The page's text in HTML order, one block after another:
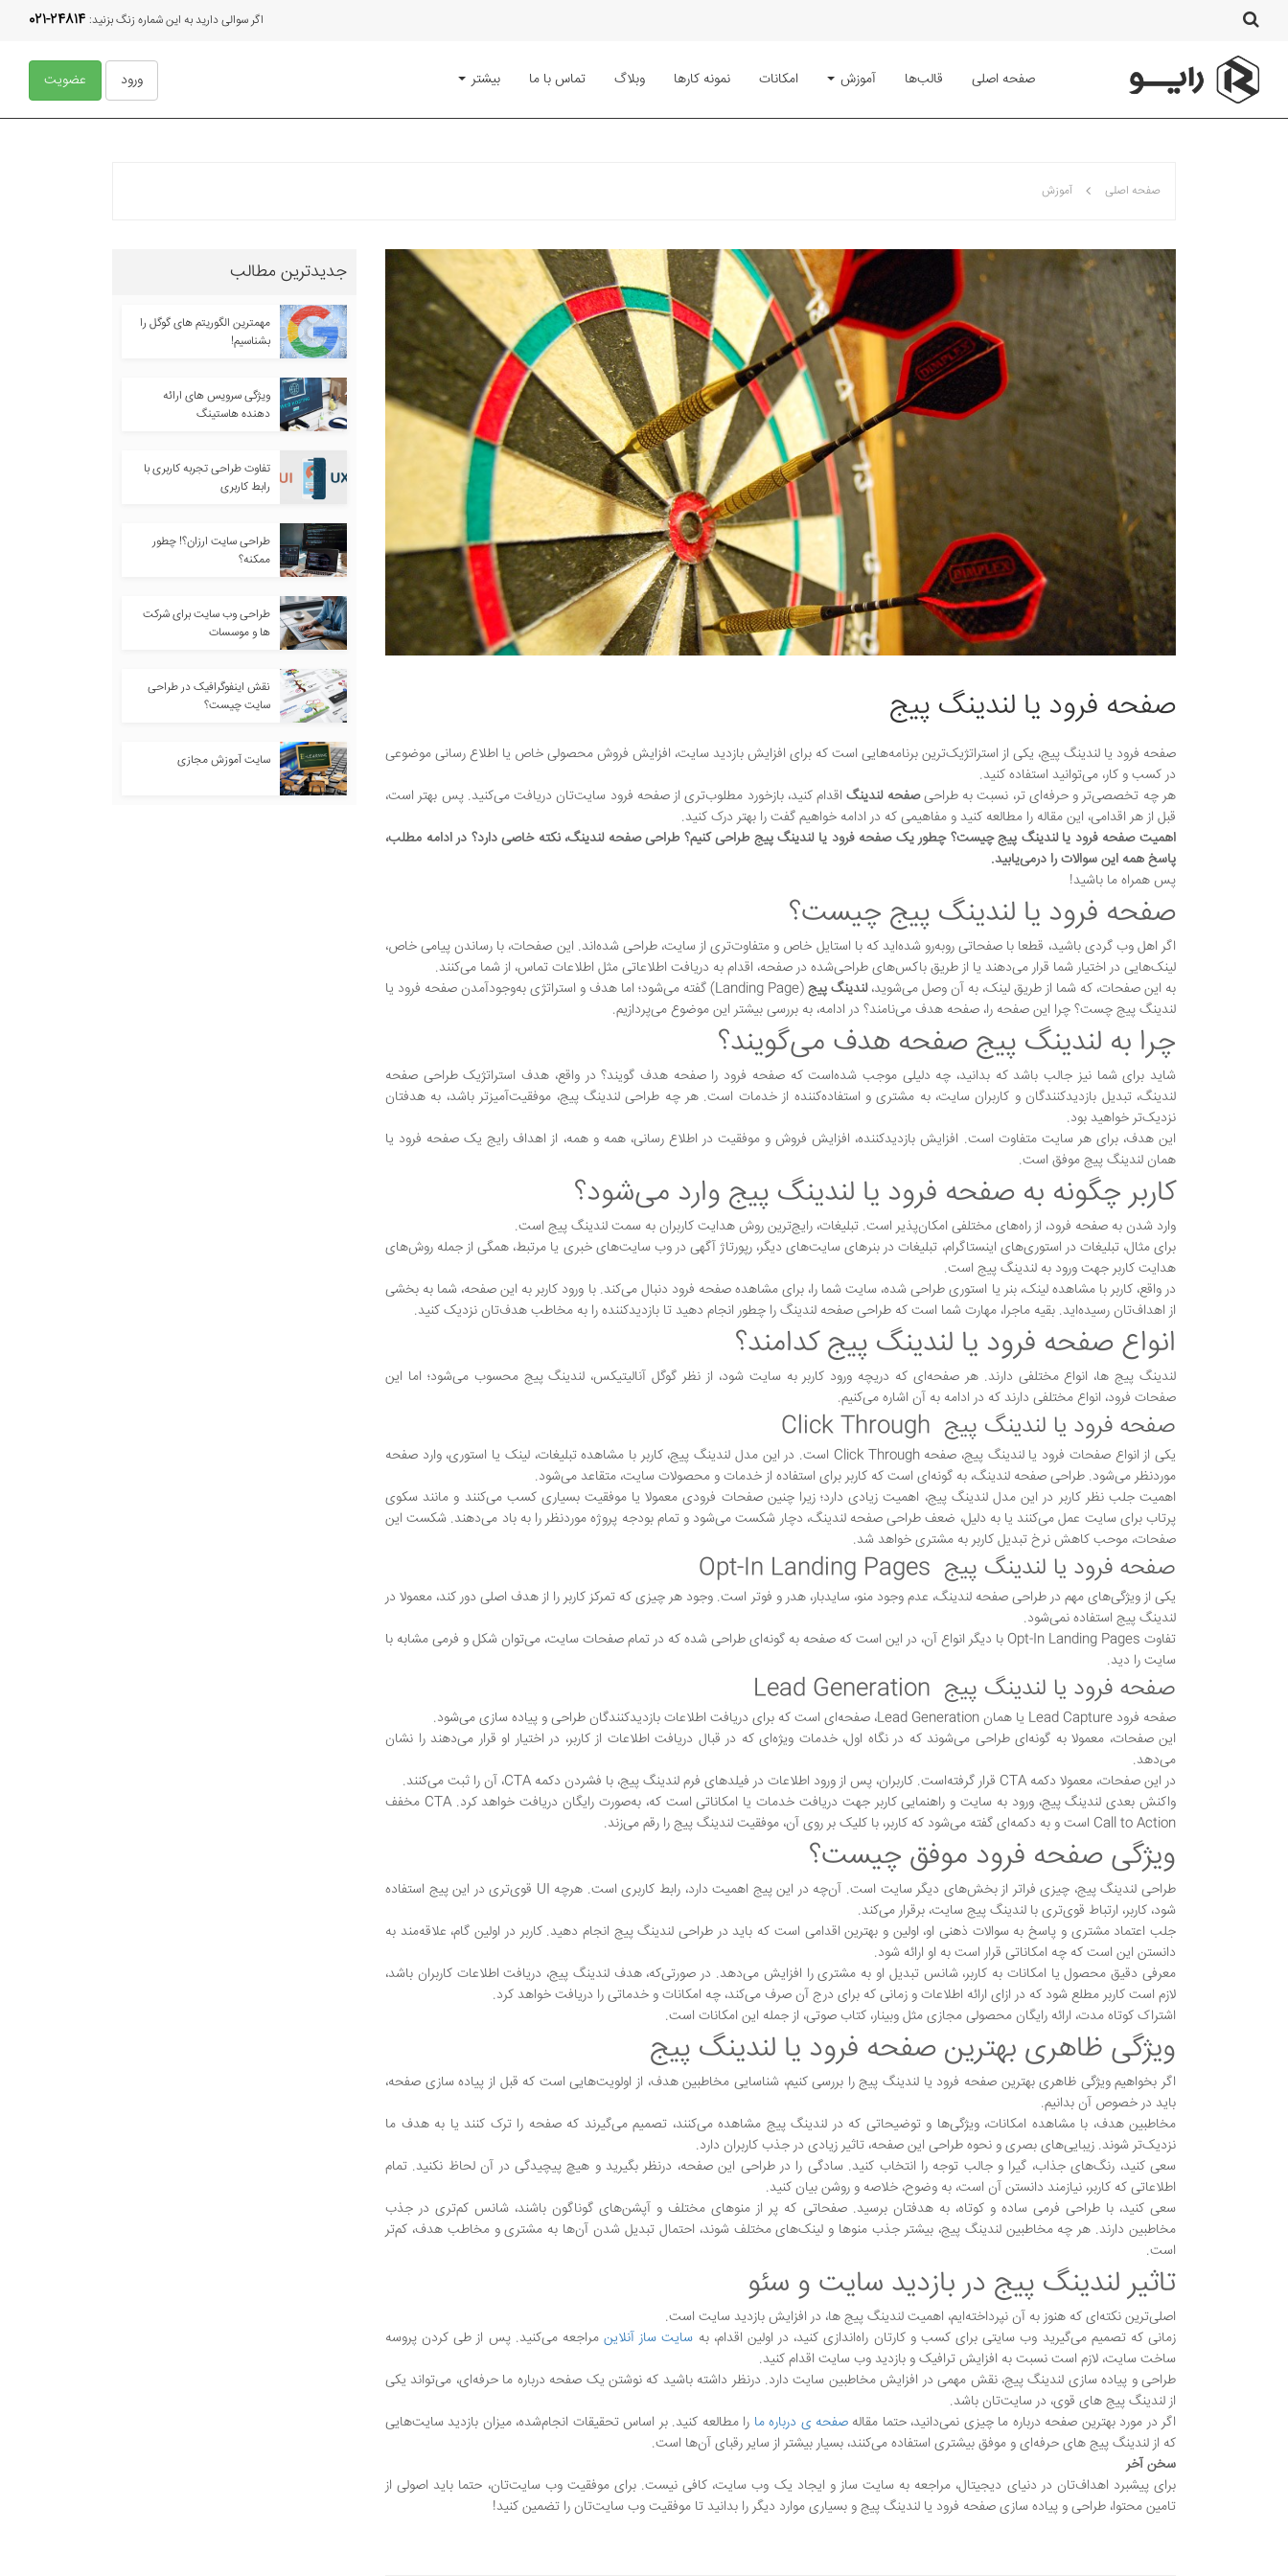
اگر سوالی دارید به این شماره زنگ بزنید: 021-24814
ورود عضویت صفحه اصلی قالب‌ها آموزش امکانات نمونه کارها وبلاگ تماس با ما بیشتر
صفحه اصلی آموزش
صفحه فرود یا لندینگ پیج
صفحه فرود یا لندینگ پیج، یکی از استراتژیک‌ترین برنامه‌هایی است که برای افزایش بازدید سایت، افزایش فروش محصولی خاص یا اطلاع رسانی موضوعی
در کسب و کار، می‌توانید استفاده کنید.
هر چه تخصصی‌تر و حرفه‌ای تر، نسبت به طراحیصفحه لندینگاقدام کنید، بازخورد مطلوب‌تری از صفحه فرود سایت‌تان دریافت می‌کنید. پس بهتر است،
قبل از هر اقدامی، این مقاله را مطالعه کنید و مفاهیمی که در ادامه خواهیم گفت را بهتر درک کنید.
اهمیت صفحه فرود یا لندینگ پیج چیست؟ چطور یک صفحه فرود یا لندینگ پیج طراحی کنیم؟ طراحی صفحه لندینگ، نکته خاصی دارد؟ در ادامه مطلب،
پاسخ همه این سوالات را درمی‌یابید.
پس همراه ما باشید!
صفحه فرود یا لندینگ پیج چیست؟
اگر اهل وب گردی باشید، قطعا با صفحاتی روبه‌رو شده‌اید که با استایل خاص و متفاوت‌تری از سایت، طراحی شده‌اند. این صفحات، با رساندن پیامی خاص،
لینک‌هایی در اختیار شما قرار می‌دهند یا از طریق باکس‌های طراحی‌شده در صفحه، اقدام به دریافت اطلاعاتی مثل اطلاعات تماس، از شما می‌کنند.
به این صفحات، که شما از طریق لینک، به آن وصل می‌شوید،لندینگ پیج
(Landing Page) گفته می‌شود؛ اما هدف و استراتژی به‌وجودآمدن صفحه فرود یا
لندینگ پیج چست؟ چرا این صفحه را، صفحه هدف می‌نامند؟ در ادامه، به بررسی بیشتر این موضوع می‌پردازیم.
چرا به لندینگ پیج صفحه هدف می‌گویند؟
شاید برای شما نیز جالب باشد که بدانید، چه دلیلی موجب شده‌است که صفحه فرود را صفحه هدف گویند؟ در واقع، هدف استراتژیک طراحی صفحه
لندینگ، تبدیل بازدیدکنندگان و کاربران سایت، به مشتری و استفاده‌کننده از خدمات است. هر چه طراحی لندینگ پیج، موفقیت‌آمیزتر باشد، به هدفتان
نزدیک‌تر خواهید بود.
این هدف، برای هر سایت متفاوت است. افزایش بازدیدکننده، افزایش فروش و موفقیت در اطلاع رسانی، همه و همه، از اهداف رایج یک صفحه فرود یا
همان لندینگ پیج موفق است.
کاربر چگونه به صفحه فرود یا لندینگ پیج وارد می‌شود؟
وارد شدن به صفحه فرود، از راه‌های مختلفی امکان‌پذیر است. تبلیغات، رایج‌ترین روش هدایت کاربران به سمت لندینگ پیج است.
برای مثال، تبلیغات در استوری‌های اینستاگرام، تبلیغات در بنرهای سایت‌های دیگر، رپورتاژ آگهی در وب سایت‌های خبری یا مرتبط، همگی از جمله روش‌های
هدایت کاربر جهت ورود به لندینگ پیج است.
در واقع، کاربر با مشاهده لینک، بنر یا استوری طراحی شده، سایت شما را، برای مشاهده صفحه فرود دنبال می‌کند. با ورود کاربر به این صفحه، شما به بخشی
از اهداف‌تان رسیده‌اید. بقیه ماجرا، مهارت شما است که طراحی صفحه لندینگ را چطور انجام دهید تا بازدیدکننده را به مخاطب هدف‌تان نزدیک کنید.
انواع صفحه فرود یا لندینگ پیج کدامند؟
لندینگ پیج‌ ها، انواع مختلفی دارند. هر صفحه‌ای که دریچه ورود کاربر به سایت شود، از نظر گوگل آنالیتیکس، لندینگ پیج محسوب می‌شود؛ اما این
صفحات فرود، انواع مختلفی دارند که در ادامه به آن اشاره می‌کنیم.
صفحه فرود یا لندینگ پیج Click Through
یکی از انواع صفحات فرود یا لندینگ پیج، صفحه Click Through است. در این مدل لندینگ پیج، کاربر با مشاهده تبلیغات، لینک یا استوری، وارد صفحه
موردنظر می‌شود. طراحی صفحه لندینگ، به گونه‌ای است که کاربر برای استفاده از خدمات و محصولات سایت، متقاعد می‌شود.
اهمیت جلب نظر کاربر در این مدل لندینگ پیج، اهمیت زیادی دارد؛ زیرا چنین صفحات فرودی معمولا یا موفقیت بسیاری کسب می‌کنند و مانند سکوی
پرتاب برای سایت عمل می‌کنند یا به دلیل، ضعف طراحی صفحه لندینگ، دچار شکست می‌شود و تمام بودجه پروژه موردنظر را به باد می‌دهند. شکست این
صفحات، موحب کاهش نرخ تبدیل کاربر به مشتری خواهد شد.
صفحه فرود یا لندینگ پیج Opt-In Landing Pages
یکی از ویژگی‌های مهم در طراحی صفحه لندینگ، عدم وجود منو، سایدبار، هدر و فوتر است. وجود هر چیزی که تمرکز کاربر را از هدف اصلی دور کند، معمولا در
لندینگ پیج استفاده نمی‌شود.
تفاوت Opt-In Landing Pages با دیگر انواع آن، در این است که صفحه به گونه‌ای طراحی شده که در تمام صفحات سایت، می‌توان شکل و فرمی مشابه با
سایت را دید.
صفحه فرود یا لندینگ پیج Lead Generation
صفحه فرود Lead Capture یا همان Lead Generation، صفحه‌ای است که برای دریافت اطلاعات بازدیدکنندگان طراحی و پیاده سازی می‌شود.
این صفحات، معمولا به گونه‌ای طراحی می‌شوند که در نگاه اول، خدمات ویژه‌ای که در قبال دریافت اطلاعات از کاربر، در اختیار او قرار می‌دهند را نشان
می‌دهد.
در این صفحات، معمولا دکمه CTA قرار گرفته‌است. کاربران، پس از ورود اطلاعات در فیلدهای فرم لندینگ پیج، با فشردن دکمه CTA، آن را ثبت می‌کنند.
واکنش بعدی لندینگ پیج، ورود به سایت و راهنمایی کاربر جهت دریافت خدمات یا امکاناتی است که، به‌صورت رایگان دریافت خواهد کرد. CTA مخفف
Call to Action است و به دکمه‌ای گفته می‌شود که کاربر، با کلیک بر روی آن، موفقیت لندینگ پیج را رقم می‌زند.
ویژگی صفحه فرود موفق چیست؟
طراحی لندینگ پیج، چیزی فراتر از بخش‌های دیگر سایت است. آن‌چه در این پیج اهمیت دارد، رابط کاربری است. هرچه UI قوی‌تری در این پیج استفاده
شود، کاربر، ارتباط قوی‌تری با لندینگ پیج سایت، برقرار می‌کند.
جلب اعتماد مشتری و پاسخ به سوالات ذهنی او، اولین و بهترین اقدامی است که باید در طراحی لندینگ پیج انجام دهید. کاربر در اولین گام، علاقه‌مند به
دانستن این است که چه امکاناتی قرار است به او ارائه شود.
معرفی دقیق محصول یا امکانات به کاربر، شانس تبدیل او به مشتری را افزایش می‌دهد. در صورتی‌که، هدف لندینگ پیج، دریافت اطلاعات کاربران باشد،
لازم است کاربر مطلع شود که در ازای ارائه اطلاعات و زمانی که برای درج آن صرف می‌کند، چه امکانات و خدماتی را دریافت خواهد کرد.
اشتراک کوتاه مدت، ارائه رایگان محصولی مجازی مثل وبینار، کتاب صوتی، از جمله این امکانات است.
ویژگی‌ ظاهری بهترین صفحه فرود یا لندینگ پیج
اگر بخواهیم ویژگی ظاهری بهترین صفحه فرود یا لندینگ پیج را بررسی کنیم، شناسایی مخاطبین هدف، از اولویت‌هایی است که قبل از پیاده سازی صفحه،
باید در خصوص آن بدانیم.
مخاطبین هدف، با مشاهده امکانات، ویژگی‌ها و توضیحاتی که در لندینگ پیج مشاهده می‌کنند، تصمیم می‌گیرند که صفحه را ترک کنند یا به هدف ما
نزدیک‌تر شوند. زیبایی‌های بصری و نحوه طراحی این صفحه، تاثیر زیادی در جذب کاربران دارد.
سعی کنید، رنگ‌های جذاب، گیرا و جالب توجه را انتخاب کنید. سادگی را در طراحی این صفحه، درنظر بگیرید و هیچ پیچیدگی در آن لحاظ نکنید. تمام
اطلاعاتی که کاربر، نیازمند دانستن آن است، به وضوح، خلاصه و روشن بیان کنید.
سعی کنید، با طراحی فرمی ساده و کوتاه، به هدفتان برسید. صفحاتی که پر از منوهای مختلف و آپشن‌های گوناگون باشند، شانس کم‌تری در جذب
مخاطبین دارند. هر چه مخاطبین لندینگ پیج، بیشتر جذب منوها و لینک‌های مختلف شوند، احتمال تبدیل شدن آن‌ها به مشتری و مخاطب هدف، کم‌تر
است.
تاثیر لندینگ پیج در بازدید سایت و سئو
اصلی‌ترین نکته‌ای که هنوز به آن نپرداخته‌ایم، اهمیت لندینگ پیج ها، در افزایش بازدید سایت است.
زمانی که تصمیم می‌گیرید وب سایتی برای کسب و کارتان راه‌اندازی کنید، در اولین اقدام، به سایت ساز آنلاینمراجعه می‌کنید. پس از طی کردن پروسه
ساخت سایت، لازم است نسبت به افزایش ترافیک و بازدید وب سایت اقدام کنید.
طراحی و پیاده سازی لندینگ پیج، نقش مهمی در افزایش مخاطبین سایت دارد. درنظر داشته‌ باشید که نوشتن یک صفحه درباره ما حرفه‌ای، می‌تواند یکی
از لندینگ پیج های قوی، در سایت‌تان باشد.
اگر در مورد بهترین صفحه درباره ما چیزی نمی‌دانید، حتما مقالهصفحه ی درباره ما را مطالعه کنید. بر اساس تحقیقات انجام‌شده، میزان بازدید سایت‌هایی
که از لندینگ پیج‌ های حرفه‌ای و موفق بیشتری استفاده می‌کنند، بسیار بیشتر از سایر رقبای آن‌ها است.
سخن آخر
برای پیشبرد اهداف‌تان در دنیای دیجیتال، مراجعه به سایت ساز و ایجاد یک وب سایت، کافی نیست. برای موفقیت وب سایت‌تان، حتما باید اصولی از
تامین محتوا، طراحی و پیاده سازی صفحه فرود یا لندینگ پیج و بسیاری موارد دیگر را بدانید تا موفقیت وب سایت‌تان را تضمین کنید!
جدیدترین مطالب
مهمترین الگوریتم های گوگل را
بشناسیم!
ویژگی سرویس های ارائه
دهنده هاستینگ
تفاوت طراحی تجربه کاربری با
رابط کاربری
طراحی سایت ارزان؟! چطور
ممکنه؟
طراحی وب سایت برای شرکت
ها و موسسات
نقش اینفوگرافیک در طراحی
سایت چیست؟
سایت آموزش مجازی